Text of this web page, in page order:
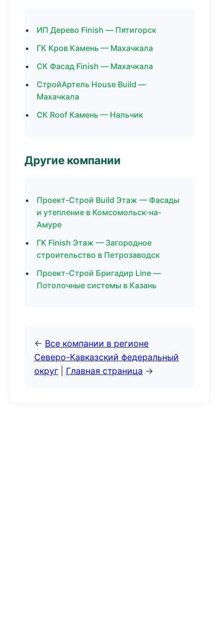
ИП Дерево Finish — Пятигорск
ГК Кров Камень — Махачкала
СК Фасад Finish — Махачкала
СтройАртель House Build —
Махачкала
СК Roof Камень — Нальчик
Другие компании
Проект-Строй Build Этаж — Фасады
и утепление в Комсомольск-на-
Амуре
ГК Finish Этаж — Загородное
строительство в Петрозаводск
Проект-Строй Бригадир Line —
Потолочные системы в Казань
← Все компании в регионе
Северо-Кавказский федеральный
округ
Главная страница →